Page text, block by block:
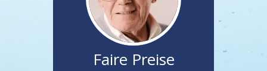
Faire Preise